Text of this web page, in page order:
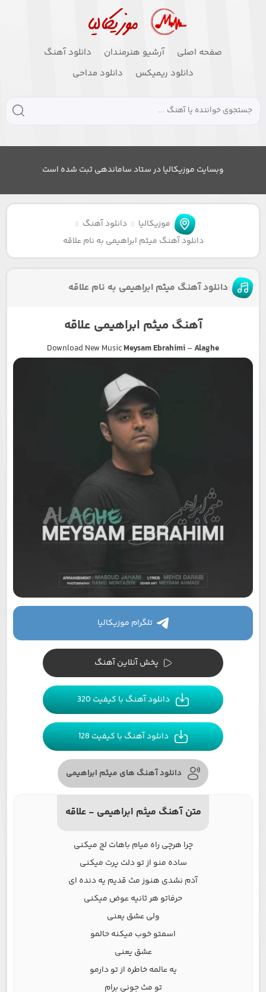
صفحه اصلی آرشیو هنرمندان
دانلود آهنگ
دانلود ریمیکس
دانلود مداحی
وبسایت موزیکالیا در ستاد ساماندهی ثبت شده است
موزیکالیا
دانلود آهنگ
دانلود آهنگ میثم ابراهیمی به نام علاقه
دانلود آهنگ میثم ابراهیمی به نام علاقه
آهنگ میثم ابراهیمی علاقه
Download New MusicMeysam Ebrahimi–Alaghe
تلگرام موزیکالیا
پخش آنلاین آهنگ
دانلود آهنگ با کیفیت 320
دانلود آهنگ با کیفیت 128
دانلود آهنگ های میثم ابراهیمی
متن آهنگ میثم ابراهیمی - علاقه
چرا هرچی راه میام باهات لج میکنی
ساده منو از تو دلت پرت میکنی
آدم نشدی هنوز مث قدیم یه دنده ای
حرفاتو هر ثانیه عوض میکنی
ولی عشق یعنی
اسمتو خوب میکنه حالمو
عشق یعنی
یه عالمه خاطره از تو دارمو
تو مث جونی برام